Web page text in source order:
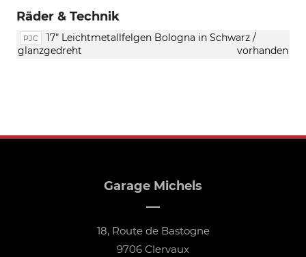
Räder & Technik
PJC
17" Leichtmetallfelgen Bologna in Schwarz /
glanzgedreht
vorhanden
Garage Michels
18, Route de Bastogne
9706 Clervaux